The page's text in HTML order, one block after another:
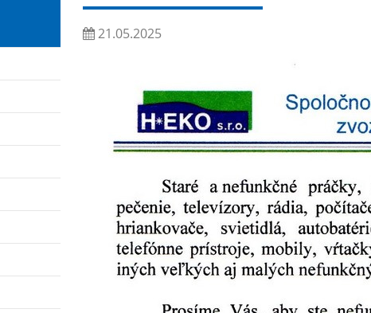
21.05.2025